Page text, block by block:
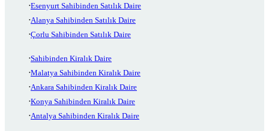
Esenyurt Sahibinden Satılık Daire
Alanya Sahibinden Satılık Daire
Çorlu Sahibinden Satılık Daire
Sahibinden Kiralık Daire
Malatya Sahibinden Kiralık Daire
Ankara Sahibinden Kiralık Daire
Konya Sahibinden Kiralık Daire
Antalya Sahibinden Kiralık Daire